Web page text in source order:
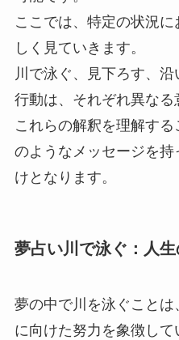
ここでは、特定の状況
しく見ていきます。
川で泳ぐ、見下ろす、
行動は、それぞれ異なる
これらの解釈を理解す
のようなメッセージを
けとなります。
夢占い川で泳ぐ：人
夢の中で川を泳ぐこと
に向けた努力を象徴して